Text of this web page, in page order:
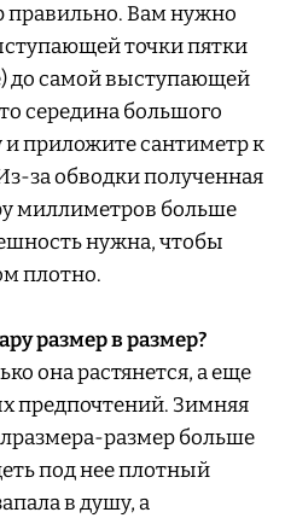
правильно. Вам нужно
точки пятки
до самой выступающей
середина большого
и приложите сантиметр к
за обводки полученная
миллиметров больше
нужна, чтобы
плотно.
размер в размер?
она растянется, а еще
предпочтений. Зимняя
размер больше
под нее плотный
в душу, а